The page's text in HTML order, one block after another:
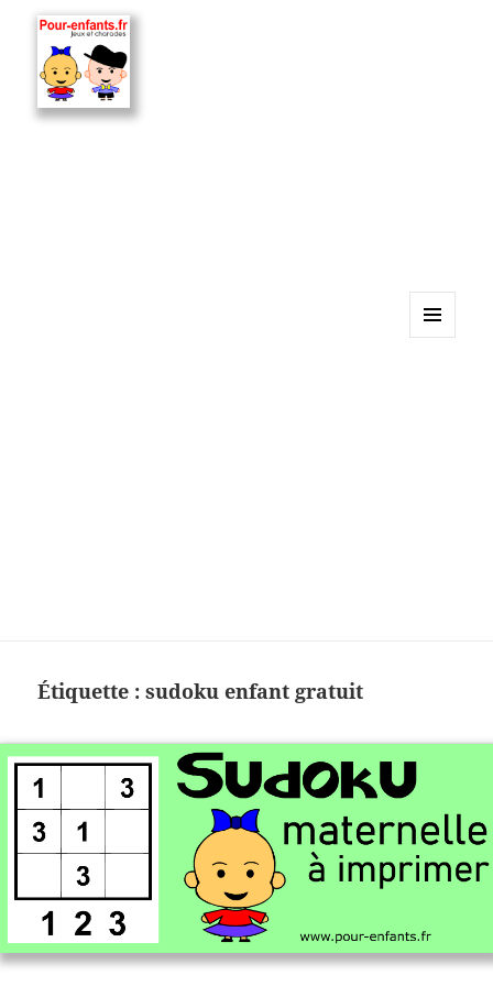
devinettes, pour enfants.
Étiquette :sudoku enfant gratuit